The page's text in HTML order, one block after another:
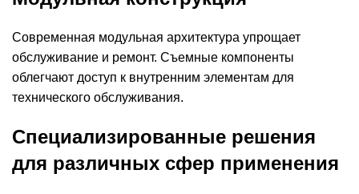
Современная модульная архитектура упрощает
обслуживание и ремонт. Съемные компоненты
облегчают доступ к внутренним элементам для
технического обслуживания.
Специализированные решения
для различных сфер применения